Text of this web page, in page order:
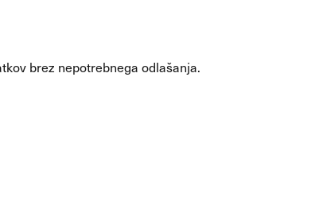
brez nepotrebnega odlašanja.